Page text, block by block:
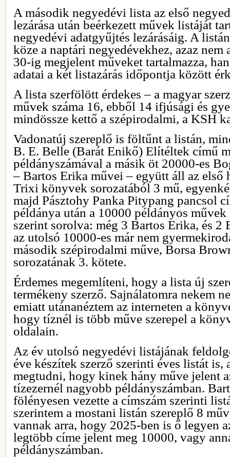
A második negyedévi lista az első
lezárása után beérkezett művek listáját
negyedévi adatgyűjtés lezárásáig. A
köze a naptári negyedévekhez, azaz
30-ig megjelent műveket tartalmazza,
adatai a két listazárás időpontja között
A lista szerfölött érdekes – a magyar
művek száma 16, ebből 14 ifjúsági és
mindössze kettő a szépirodalmi, a KSH
Vadonatúj szereplő is föltűnt a listán,
B. E. Belle (Barát Enikő) Elítéltek című
példányszámával a másik öt 20000-es
– Bartos Erika művei – együtt áll az első
Trixi könyvek sorozatából 3 mű,
majd Pásztohy Panka Pitypang pancsol
példánya után a 10000 példányos
szerint sorolva: még 3 Bartos Erika, és
az utolsó 10000-es már nem
második szépirodalmi műve, Borsa
sorozatának 3. kötete.
Érdemes megemlíteni, hogy a lista új
termékeny szerző. Sajnálatomra nekem
emiatt utánanéztem az interneten a
hogy tíznél is több műve szerepel a
oldalain.
Az év utolsó negyedévi listájának
éve készítek szerző szerinti éves listát is,
megtudni, hogy kinek hány műve jelent
tízezernél nagyobb példányszámban.
fölényesen vezette a címszám szerinti
szerintem a mostani listán szereplő 8
vannak arra, hogy 2025-ben is ő legyen
legtöbb címe jelent meg 10000, vagy
példányszámban.